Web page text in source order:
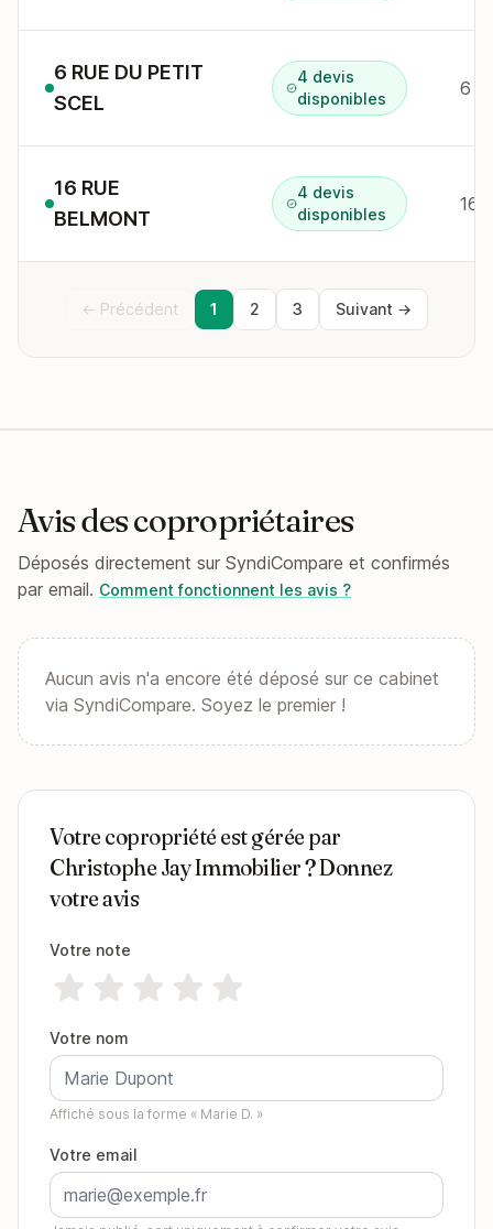
6 RUE DU PETIT
SCEL
4 devis
disponibles
6 r
16 RUE
BELMONT
4 devis
disponibles
16
← Précédent 1 2 3 Suivant →
Avis des copropriétaires
Déposés directement sur SyndiCompare et confirmés
par email. Comment fonctionnent les avis ?
Aucun avis n'a encore été déposé sur ce cabinet
via SyndiCompare. Soyez le premier !
Votre copropriété est gérée par
Christophe Jay Immobilier ? Donnez
votre avis
Votre note
Votre nom
Affiché sous la forme « Marie D. »
Votre email